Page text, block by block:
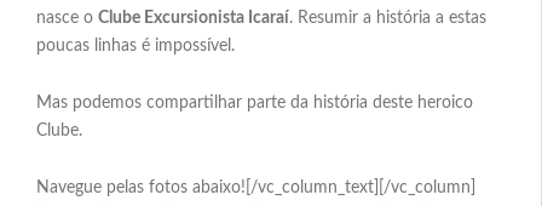
Publicações
Meio Ambiente
nasce o Clube Excursionista Icaraí. Resumir a história a estas
poucas linhas é impossível.
Mas podemos compartilhar parte da história deste heroico
Clube.
Navegue pelas fotos abaixo![/vc_column_text][/vc_column]